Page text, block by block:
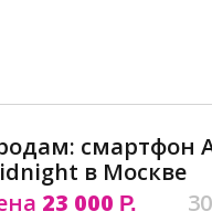
смартфон
в Москве
23 000 Р.